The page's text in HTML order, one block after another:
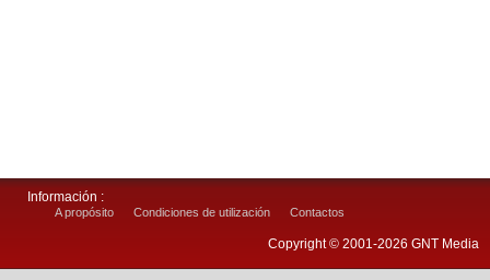
Información :
A propósito Condiciones de utilización Contactos
Copyright © 2001-2026 GNT Media